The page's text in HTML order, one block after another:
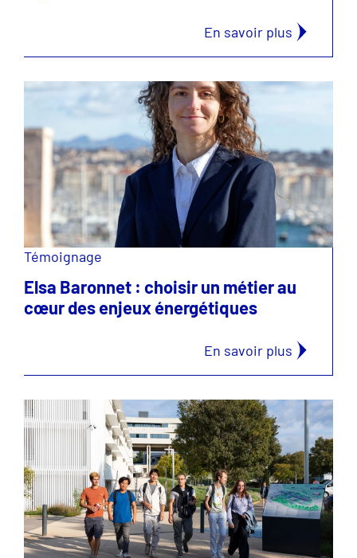
En savoir plus
Témoignage
Elsa Baronnet : choisir un métier au
cœur des enjeux énergétiques
En savoir plus